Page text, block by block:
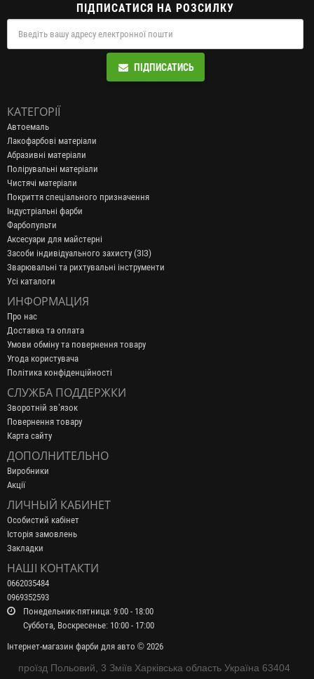
ПІДПИСАТИСЯ НА РОЗСИЛКУ
ПІДПИСАТИСЬ
КАТЕГОРІЇ
Автоемаль
Лакофарбові матеріали
Абразивні матеріали
Полірувальні матеріали
Чистячі матеріали
Покриття спеціального призначення
Індустріальні фарби
Фарбопульти
Аксесуари для майстерні
Засоби індивідуального захисту (ЗІЗ)
Зварювальні та рихтувальні інструменти
Усі каталоги
ИНФОРМАЦИЯ
Про нас
Доставка та оплата
Умови обміну та повернення товару
Угода користувача
Політика конфіденційності
СЛУЖБА ПОДДЕРЖКИ
Зворотній зв’язок
Повернення товару
Карта сайту
ДОПОЛНИТЕЛЬНО
Виробники
Акції
ЛИЧНЫЙ КАБИНЕТ
Особистий кабінет
Історія замовлень
Закладки
НАШІ КОНТАКТИ
0662035484
0969352593
Понедельник-пятница: 9:00 - 18:00
Суббота, Воскресенье: 10:00 - 17:00
Інтернет-магазин фарби для авто © 2026
проїзд Польовий, 3 Зміїв Харківська область Україна 63404